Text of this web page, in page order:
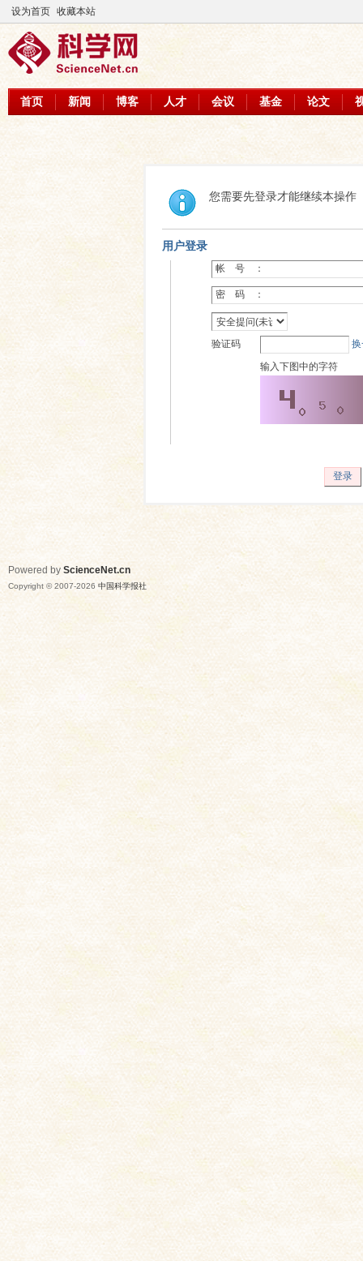
设为首页 收藏本站
首页 新闻 博客 人才 会议 基金 论文
您需要先登录才能继续本操作
用户登录
帐 号 ：
密 码 ：
验证码
输入下图中的字符
登录
Powered by ScienceNet.cn
Copyright © 2007-2026 中国科学报社